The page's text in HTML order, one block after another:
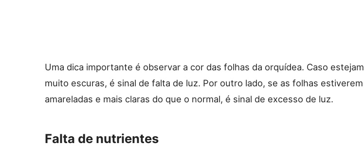
Uma dica importante é observar a cor das folhas da orquídea. Caso estejam
muito escuras, é sinal de falta de luz. Por outro lado, se as folhas estiverem
amareladas e mais claras do que o normal, é sinal de excesso de luz.
Falta de nutrientes